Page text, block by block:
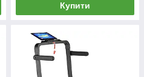
Купити